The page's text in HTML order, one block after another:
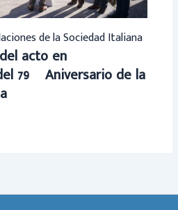
de la Sociedad Italiana
acto en
79º Aniversario de la